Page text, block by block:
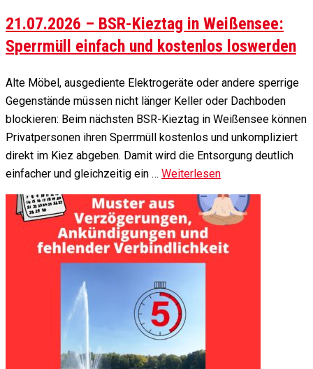
21.07.2026 – BSR-Kieztag in Weißensee:
Sperrmüll einfach und kostenlos loswerden
Alte Möbel, ausgediente Elektrogeräte oder andere sperrige
Gegenstände müssen nicht länger Keller oder Dachboden
blockieren: Beim nächsten BSR-Kieztag in Weißensee können
Privatpersonen ihren Sperrmüll kostenlos und unkompliziert
direkt im Kiez abgeben. Damit wird die Entsorgung deutlich
einfacher und gleichzeitig ein … Weiterlesen